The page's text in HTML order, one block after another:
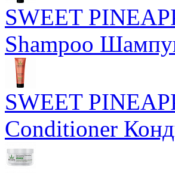
SWEET
Shampoo
SWEET
Conditioner